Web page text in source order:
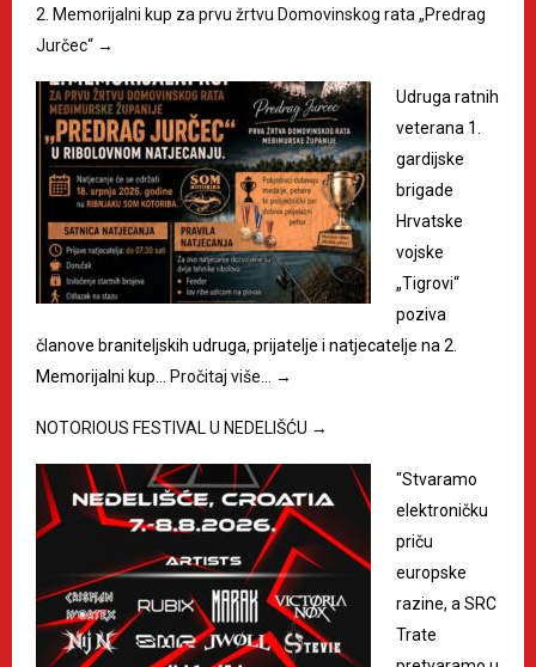
2. Memorijalni kup za prvu žrtvu Domovinskog rata „Predrag
Jurčec“ →
Udruga ratnih
veterana 1.
gardijske
brigade
Hrvatske
vojske
„Tigrovi“
poziva
članove braniteljskih udruga, prijatelje i natjecatelje na 2.
Memorijalni kup…
Pročitaj više… →
NOTORIOUS FESTIVAL U NEDELIŠĆU →
"Stvaramo
elektroničku
priču
europske
razine, a SRC
Trate